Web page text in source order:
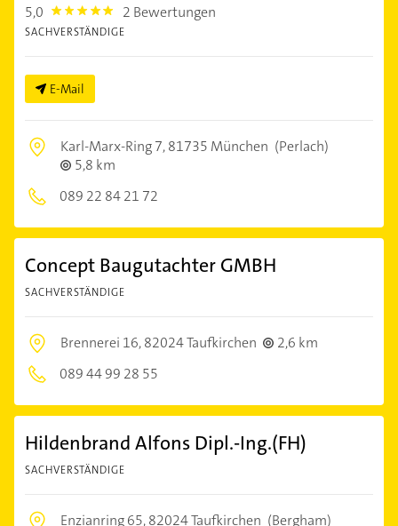
5,0 5.0 2 Bewertungen
SACHVERSTÄNDIGE
E-Mail
Karl-Marx-Ring 7,81735 München (Perlach)
5,8 km
089 22 84 21 72
Concept Baugutachter GMBH
SACHVERSTÄNDIGE
Brennerei 16,82024 Taufkirchen
2,6 km
089 44 99 28 55
Hildenbrand Alfons Dipl.-Ing.(FH)
SACHVERSTÄNDIGE
Enzianring 65,82024 Taufkirchen (Bergham)